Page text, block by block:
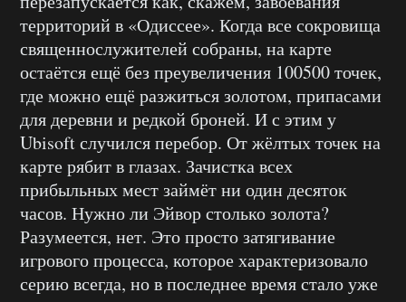
территорий в «Одиссее». Когда все сокровища
священнослужителей собраны, на карте
остаётся ещё без преувеличения 100500 точек,
где можно ещё разжиться золотом, припасами
для деревни и редкой броней. И с этим у
Ubisoft случился перебор. От жёлтых точек на
карте рябит в глазах. Зачистка всех
прибыльных мест займёт ни один десяток
часов. Нужно ли Эйвор столько золота?
Разумеется, нет. Это просто затягивание
игрового процесса, которое характеризовало
серию всегда, но в последнее время стало уже